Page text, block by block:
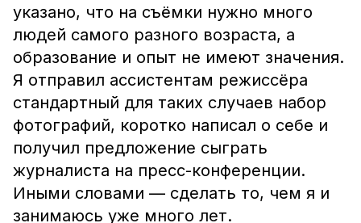
указано, что на съёмки нужно много
людей самого разного возраста, а
образование и опыт не имеют значения.
Я отправил ассистентам режиссёра
стандартный для таких случаев набор
фотографий, коротко написал о себе и
получил предложение сыграть
журналиста на пресс-конференции.
Иными словами — сделать то, чем я и
занимаюсь уже много лет.